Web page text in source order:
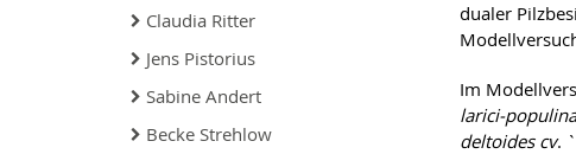
Claudia Ritter
Jens Pistorius
Sabine Andert
Becke Strehlow
dualer
Im
larici-
deltoides cv.